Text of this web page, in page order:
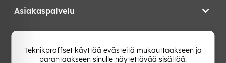
Asiakaspalvelu
Teknikproffset käyttää evästeitä mukauttaakseen ja
parantaakseen sinulle näytettävää sisältöä.